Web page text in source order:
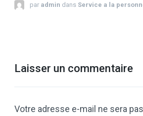
par admin dans Service a la
Laisser un commentaire
Votre adresse e-mail ne sera